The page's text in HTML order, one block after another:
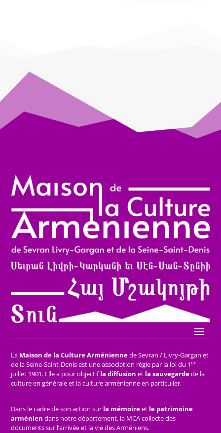
La Maison de la Culture Arméniennede Sevran / Livry-Gargan et
de la Seine-Saint-Denis est une association régie par la loi du 1er
juillet 1901. Elle a pour objectifla diffusion et la sauvegardede la
culture en générale et la culture arménienne en particulier.
Dans le cadre de son action sur la mémoireet le patrimoine
arménien dans notre département, la MCA collecte des
documents sur l’arrivée et la vie des Arméniens.